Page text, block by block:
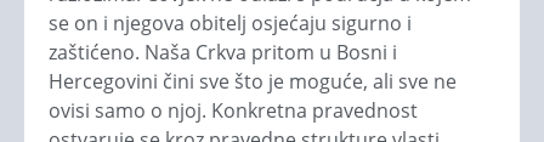
se on i njegova obitelj osjećaju sigurno i
zaštićeno. Naša Crkva pritom u Bosni i
Hercegovini čini sve što je moguće, ali sve ne
ovisi samo o njoj. Konkretna pravednost